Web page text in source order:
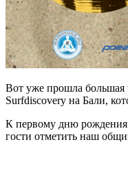
Вот уже прошла большая
Surfdiscovery на Бали,
К первому дню рождения
гости отметить наш